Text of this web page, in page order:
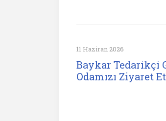
11 Haziran 2026
Baykar Tedarikçi
Odamızı Ziyaret